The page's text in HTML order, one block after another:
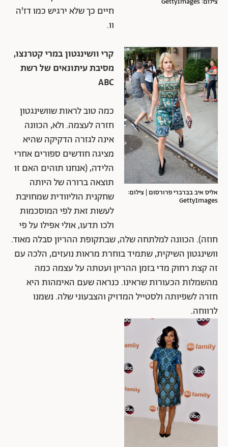
צילום: GettyImages
חיים כך שלא ירגיש כמו דז'ה
וו.
אליס איב בברברי פרורסום | צילום:
GettyImages
קרי וושינגטון במרי קטרנצו,
מסיבת עיתונאים של רשת
ABC
כמה טוב לראות שוושינגטון
חזרה לעצמה. ולא, הכוונה
אינה לגזרה הדקיקה שהיא
מציגה חודשים ספורים אחרי
הלידה, (אנחנו תוהים האם זו
תוצאה ברורה של היותה
שחקנית הוליוודית שמחויבת
לעשות זאת לפי המוסכמות
ולכו תדעו, אולי אפילו על פי
חוזה). הכוונה למלתחה שלה, שבתקופת ההריון סבלה מאוד.
וושינגטון השיקית, שתמיד בוחרת מראות נועזים, הלכה עם
זה קצת רחוק מדי בזמן ההריון ועטתה על עצמה כמה
מהשמלות הכעורות שראינו. כנראה שעם האימהות היא
חזרה לשפיותה ולסטייל המדויק והצבעוני שלה. נשמנו
לרווחה.